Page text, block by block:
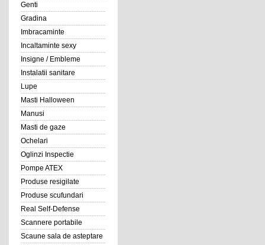
Genti
Gradina
Imbracaminte
Incaltaminte sexy
Insigne / Embleme
Instalatii sanitare
Lupe
Masti Halloween
Manusi
Masti de gaze
Ochelari
Oglinzi Inspectie
Pompe ATEX
Produse resigilate
Produse scufundari
Real Self-Defense
Scannere portabile
Scaune sala de asteptare